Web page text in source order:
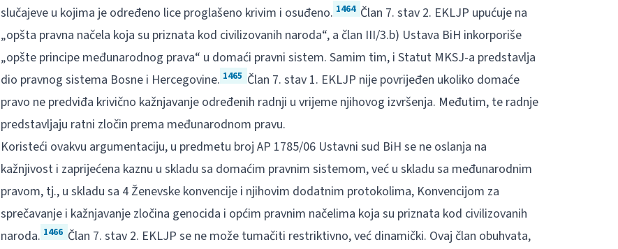
slučajeve u kojima je određeno lice proglašeno krivim i osuđeno. 1464 Član 7. stav 2. EKLJP upućuje na
„opšta pravna načela koja su priznata kod civilizovanih naroda“, a član III/3.b) Ustava BiH inkorporiše
„opšte principe međunarodnog prava“ u domaći pravni sistem. Samim tim, i Statut MKSJ-a predstavlja
dio pravnog sistema Bosne i Hercegovine. 1465 Član 7. stav 1. EKLJP nije povrijeđen ukoliko domaće
pravo ne predviđa krivično kažnjavanje određenih radnji u vrijeme njihovog izvršenja. Međutim, te radnje
predstavljaju ratni zločin prema međunarodnom pravu.
Koristeći ovakvu argumentaciju, u predmetu broj AP 1785/06 Ustavni sud BiH se ne oslanja na
kažnjivost i zaprijećena kaznu u skladu sa domaćim pravnim sistemom, već u skladu sa međunarodnim
pravom, tj., u skladu sa 4 Ženevske konvencije i njihovim dodatnim protokolima, Konvencijom za
sprečavanje i kažnjavanje zločina genocida i općim pravnim načelima koja su priznata kod civilizovanih
naroda. 1466 Član 7. stav 2. EKLJP se ne može tumačiti restriktivno, već dinamički. Ovaj član obuhvata,